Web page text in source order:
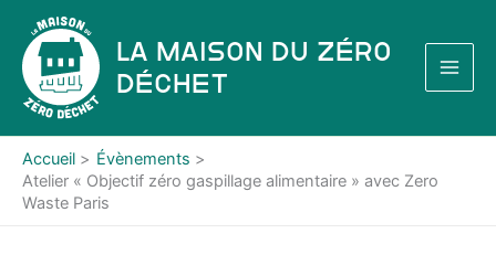
contenu
La Maison du Zéro
Déchet
Accueil
Évènements
Atelier « Objectif zéro gaspillage alimentaire » avec Zero
Waste Paris